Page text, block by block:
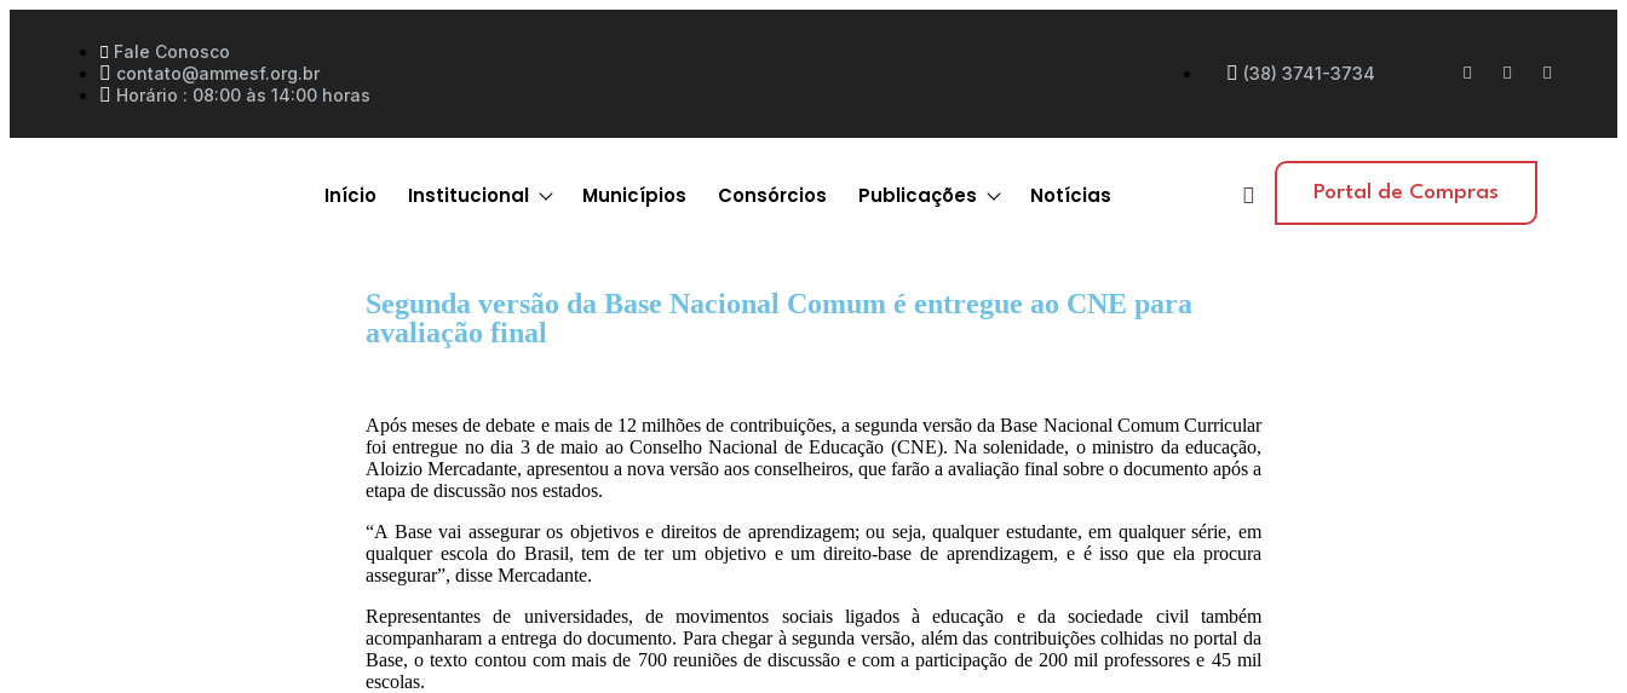
Fale Conosco
contato@ammesf.org.br
Horário : 08:00 às 14:00 horas
(38) 3741-3734
Início Institucional Municípios Consórcios Publicações Notícias Portal de Compras
Segunda versão da Base Nacional Comum é entregue ao CNE para
avaliação final
Após meses de debate e mais de 12 milhões de contribuições, a segunda versão da Base Nacional Comum Curricular
foi entregue no dia 3 de maio ao Conselho Nacional de Educação (CNE). Na solenidade, o ministro da educação,
Aloizio Mercadante, apresentou a nova versão aos conselheiros, que farão a avaliação final sobre o documento após a
etapa de discussão nos estados.
“A Base vai assegurar os objetivos e direitos de aprendizagem; ou seja, qualquer estudante, em qualquer série, em
qualquer escola do Brasil, tem de ter um objetivo e um direito-base de aprendizagem, e é isso que ela procura
assegurar”, disse Mercadante.
Representantes de universidades, de movimentos sociais ligados à educação e da sociedade civil também
acompanharam a entrega do documento. Para chegar à segunda versão, além das contribuições colhidas no portal da
Base, o texto contou com mais de 700 reuniões de discussão e com a participação de 200 mil professores e 45 mil
escolas.